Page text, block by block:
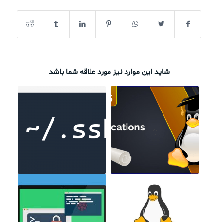
شاید این موارد نیز مورد علاقه شما باشد